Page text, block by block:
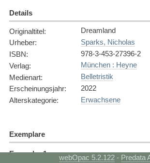
Details
Originaltitel:
Dreamland
Urheber:
Sparks, Nicholas
ISBN:
978-3-453-27396-2
Verlag:
München : Heyne
Medienart:
Belletristik
Erscheinungsjahr:
2022
Alterskategorie: Erwachsene
Exemplare
Exemplar 1 webOpac 5.2.122 - Predata